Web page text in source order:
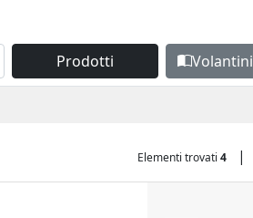
Prodotti Volantini
Elementi trovati 4 |